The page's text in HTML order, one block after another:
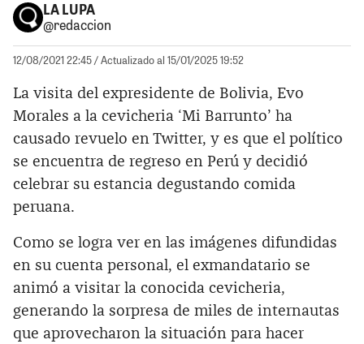
LA LUPA
@redaccion
12/08/2021 22:45/ Actualizado al 15/01/2025 19:52
La visita del expresidente de Bolivia, Evo
Morales a la cevicheria ‘Mi Barrunto’ ha
causado revuelo en Twitter, y es que el político
se encuentra de regreso en Perú y decidió
celebrar su estancia degustando comida
peruana.
Como se logra ver en las imágenes difundidas
en su cuenta personal, el exmandatario se
animó a visitar la conocida cevicheria,
generando la sorpresa de miles de internautas
que aprovecharon la situación para hacer